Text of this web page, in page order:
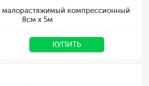
малорастяжимый компрессионный
8см х 5м
КУПИТЬ